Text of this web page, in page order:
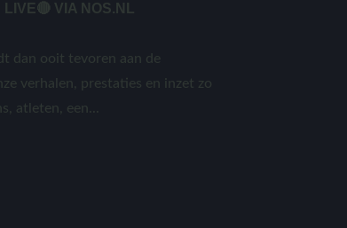
VIA NOS.NL
dan ooit tevoren aan de
verhalen, prestaties en inzet zo
atleten, een...